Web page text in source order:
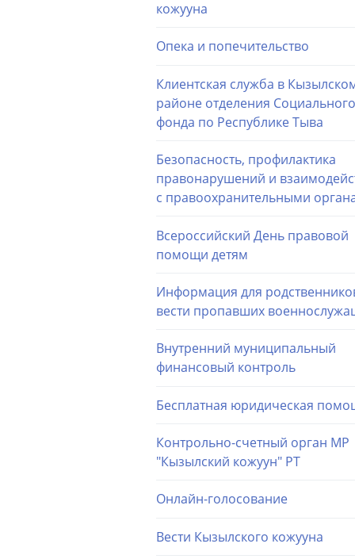
кожууна
Опека и попечительство
Клиентская служба в
районе отделения Социального
фонда по Республике Тыва
Безопасность, профилактика
правонарушений и
с правоохранительными
Всероссийский День правовой
помощи детям
Информация для
вести пропавших
Внутренний муниципальный
финансовый контроль
Бесплатная юридическая
Контрольно-счетный орган МР
"Кызылский кожуун" РТ
Онлайн-голосование
Вести Кызылского кожууна